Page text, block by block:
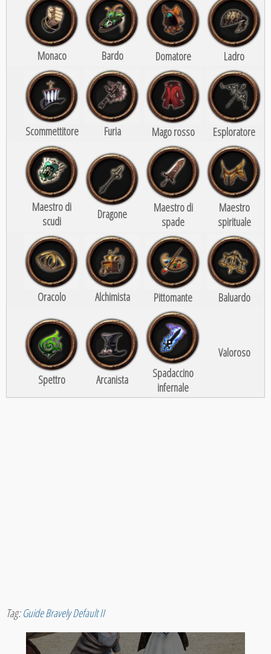
Monaco Bardo Domatore Ladro
Scommettitore Furia Mago rosso Esploratore
Maestro di
scudi
Dragone
Maestro di
spade
Maestro
spirituale
Oracolo Alchimista Pittomante Baluardo
Spettro Arcanista
Spadaccino
infernale
Valoroso
Tag:Guide Bravely Default II